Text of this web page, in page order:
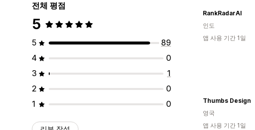
전체 평점
5
5
89
4
0
3
1
2
0
1
0
RankRadarAI
인도
앱 사용 기간 1일
Thumbs Design
영국
앱 사용 기간 1일